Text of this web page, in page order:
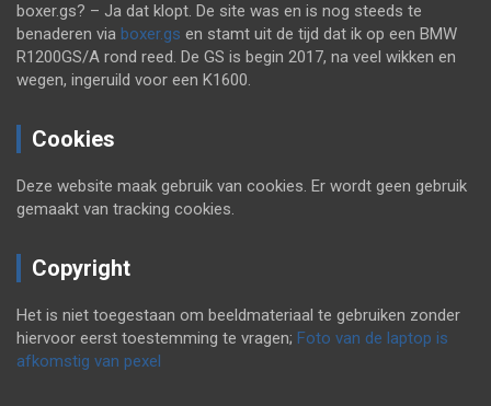
boxer.gs? – Ja dat klopt. De site was en is nog steeds te
benaderen via boxer.gs en stamt uit de tijd dat ik op een BMW
R1200GS/A rond reed. De GS is begin 2017, na veel wikken en
wegen, ingeruild voor een K1600.
Cookies
Deze website maak gebruik van cookies. Er wordt geen gebruik
gemaakt van tracking cookies.
Copyright
Het is niet toegestaan om beeldmateriaal te gebruiken zonder
hiervoor eerst toestemming te vragen; Foto van de laptop is
afkomstig van pexel